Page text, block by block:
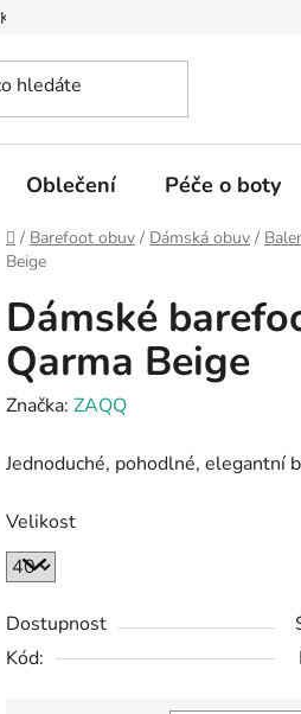
Kontakty na prodejny
Oblečení Péče o boty
Domů
/ Barefoot obuv / Dámská obuv /
Beige
Dámské
Qarma Beige
Značka: ZAQQ
Jednoduché, pohodlné, elegantní
Velikost
Dostupnost
Kód: